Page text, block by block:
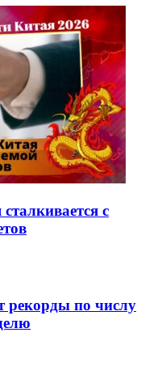
с
рекорды по числу